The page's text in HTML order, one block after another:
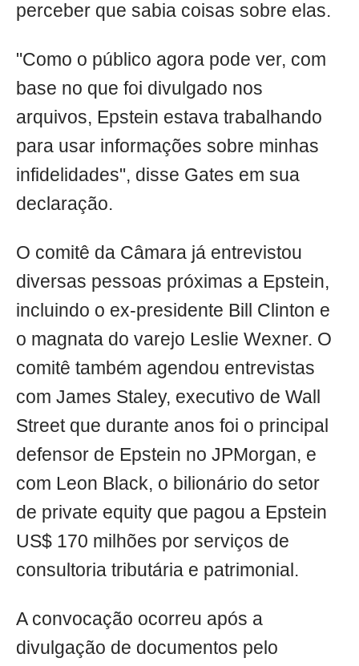
perceber que sabia coisas sobre elas.
"Como o público agora pode ver, com
base no que foi divulgado nos
arquivos, Epstein estava trabalhando
para usar informações sobre minhas
infidelidades", disse Gates em sua
declaração.
O comitê da Câmara já entrevistou
diversas pessoas próximas a Epstein,
incluindo o ex-presidente Bill Clinton e
o magnata do varejo Leslie Wexner. O
comitê também agendou entrevistas
com James Staley, executivo de Wall
Street que durante anos foi o principal
defensor de Epstein no JPMorgan, e
com Leon Black, o bilionário do setor
de private equity que pagou a Epstein
US$ 170 milhões por serviços de
consultoria tributária e patrimonial.
A convocação ocorreu após a
divulgação de documentos pelo